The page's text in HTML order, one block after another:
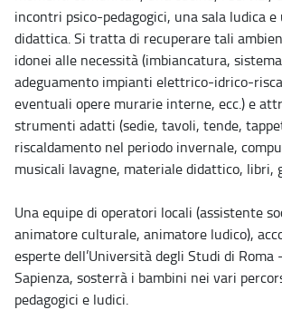
incontri psico-pedagogici, una sala ludica e
didattica. Si tratta di recuperare tali
idonei alle necessità (imbiancatura,
adeguamento impianti elettrico-idrico-
eventuali opere murarie interne, ecc.) e
strumenti adatti (sedie, tavoli, tende,
riscaldamento nel periodo invernale,
musicali lavagne, materiale didattico, libri,
Una equipe di operatori locali (assistente
animatore culturale, animatore ludico),
esperte dell’Università degli Studi di Roma
Sapienza, sosterrà i bambini nei vari
pedagogici e ludici.